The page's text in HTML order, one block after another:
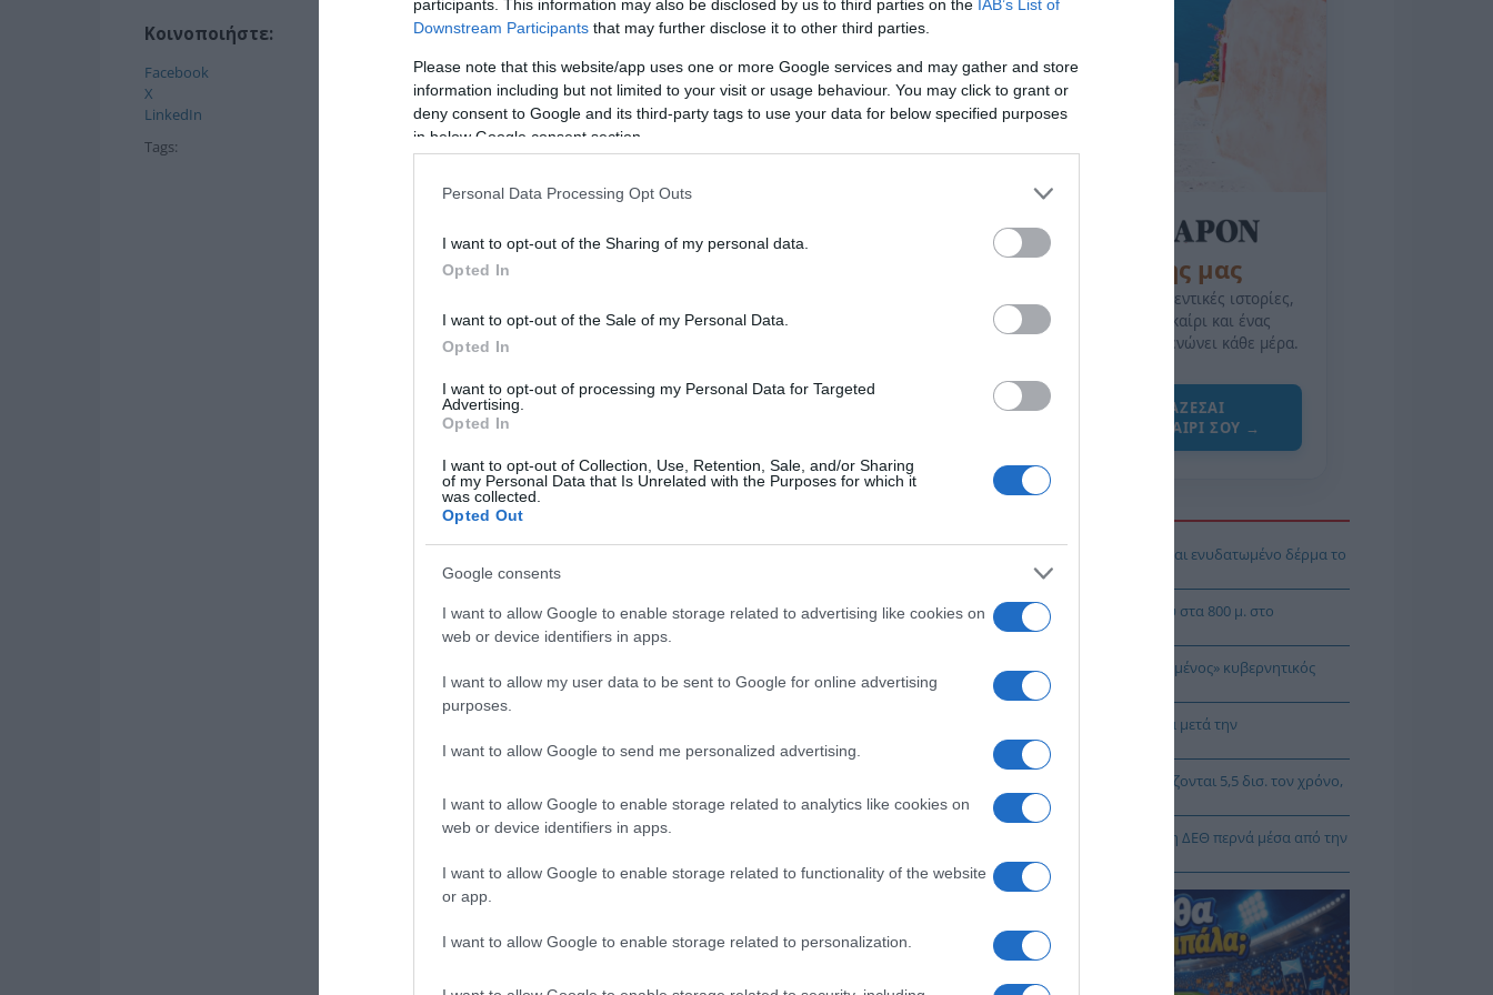
participants. This information may also be disclosed by us to third parties on the IAB’s List of
Downstream Participants that may further disclose it to other third parties.
Please note that this website/app uses one or more Google services and may gather and store
information including but not limited to your visit or usage behaviour. You may click to grant or
deny consent to Google and its third-party tags to use your data for below specified purposes
in below Google consent section.
Personal Data Processing Opt Outs
I want to opt-out of the Sharing of my personal data.
Opted In
I want to opt-out of the Sale of my Personal Data.
Opted In
I want to opt-out of processing my Personal Data for Targeted
Advertising.
Opted In
I want to opt-out of Collection, Use, Retention, Sale, and/or Sharing
of my Personal Data that Is Unrelated with the Purposes for which it
was collected.
Opted Out
Google consents
I want to allow Google to enable storage related to advertising like cookies on
web or device identifiers in apps.
I want to allow my user data to be sent to Google for online advertising
purposes.
I want to allow Google to send me personalized advertising.
I want to allow Google to enable storage related to analytics like cookies on
web or device identifiers in apps.
I want to allow Google to enable storage related to functionality of the website
or app.
I want to allow Google to enable storage related to personalization.
Κοινοποιήστε:
Facebook
X
LinkedIn
Tags:
της Ζωής μας
Οι άνθρωποι, οι αυθεντικές ιστορίες,
το ελληνικό καλοκαίρι και ένας
πολιτισμός που μας ενώνει κάθε μέρα.
ΌΣΑ ΧΡΕΙΆΖΕΣΑΙ
ΓΙΑ ΤΟ ΚΑΛΟΚΑΊΡΙ ΣΟΥ →
Πώς θα αποκτήσεις λαμπερό και ενυδατωμένο δέρμα το
καλοκαίρι
Ασημένιο μετάλλιο η Ρούσσου στα 800 μ. στο
Παγκόσμιο Κ20
Ν. Γρηγοράκου: Ένας «πολιτισμένος» κυβερνητικός
διάλογος
Σπ. Τσιτσίγκος: Η τρομοκρατία μετά την
«απομυθοποίησή» της
Λ. Κυρίζογλου: Οι δήμοι χρειάζονται 5,5 δισ. τον χρόνο,
για να μην «μπαίνουν μέσα»
Β. Κορκίδης: Ο δρόμος προς τη ΔΕΘ περνά μέσα από την
πραγματική οικονομία